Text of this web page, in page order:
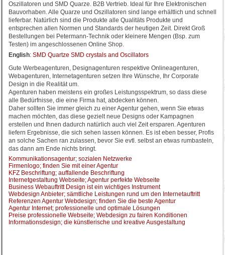
Oszillatoren und SMD Quarze. B2B Vertrieb. Ideal für Ihre Elektronischen
Bauvorhaben. Alle Quarze und Oszillatoren sind lange erhältlich und schnell
lieferbar. Natürlich sind die Produkte alle Qualitäts Produkte und
entsprechen allen Normen und Standards der heutigen Zeit. Direkt Groß
Bestellungen bei Petermann-Technik oder kleinere Mengen (Bsp. zum
Testen) im angeschlossenen Online Shop.
English: SMD Quartze SMD crystals and Oscillators
Gute Werbeagenturen, Designagenturen respektive Onlineagenturen,
Webagenturen, Internetagenturen setzen Ihre Wünsche, Ihr Corporate
Design in die Realität um.
Agenturen haben meistens ein großes Leistungsspektrum, so dass diese
alle Bedürfnisse, die eine Firma hat, abdecken können.
Daher sollten Sie immer gleich zu einer Agentur gehen, wenn Sie etwas
machen möchten, das diese gezielt neue Designs oder Kampagnen
erstellen und Ihnen dadurch natürlich auch viel Zeit ersparen. Agenturen
liefern Ergebnisse, die sich sehen lassen können. Es ist eben besser, Profis
an solche Sachen ran zulassen, bevor Sie evtl. selbst an etwas rumbasteln,
das dann am Ende nichts bringt.
Kommunikationsagentur; sozialen Netzwerke
Firmenlogo; finden Sie mit einer Agentur
KFZ Beschriftung; auffallende Beschriftung
Internetgestaltung Webseite; Agentur perfekte Webseite
Business Webauftritt Design ist ein wichtiges Instrument
Webdesign Anbieter; sämtliche Leistungen rund um den Internetauftritt
Referenzen Agentur Webdesign; finden Sie die beste Agentur
Agentur Internet; professionelle und optimale Lösungen
Preise professionelle Webseite; Webdesign zu fairen Konditionen
Informationsdesign; die künstlerische und kreative Ausgestaltung